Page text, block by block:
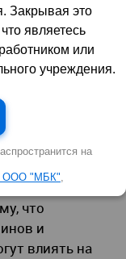
пептида.
ось и
что
и
влиять на
Закрывая это
являетесь
или
учреждения.
на
ООО "МБК",